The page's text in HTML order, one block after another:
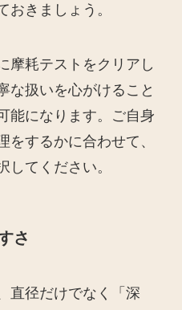
おきましょう。
摩耗テストをクリアし
な扱いを心がけること
能になります。ご自身
をするかに合わせて、
してください。
さ
直径だけでなく「深